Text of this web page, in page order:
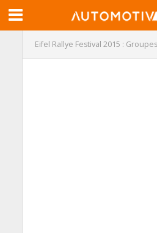
Eifel Rallye Festival 2015 :